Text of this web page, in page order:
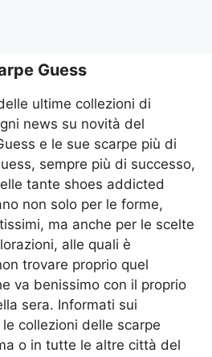
Guess
ultime collezioni di
news su novità del
e le sue scarpe più di
sempre più di successo,
tante shoes addicted
non solo per le forme,
ma anche per le scelte
alle quali è
trovare proprio quel
va benissimo con il proprio
sera. Informati sui
collezioni delle scarpe
o in tutte le altre città del